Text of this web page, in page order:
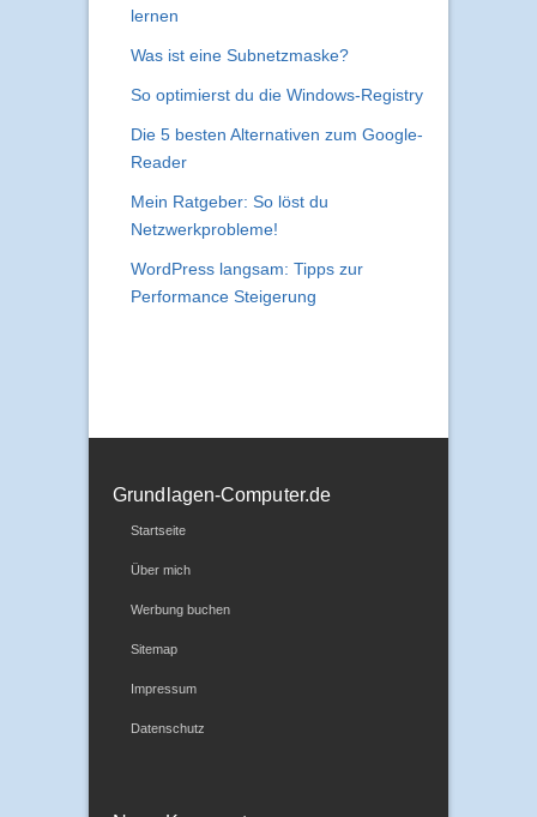
lernen
Was ist eine Subnetzmaske?
So optimierst du die Windows-Registry
Die 5 besten Alternativen zum Google-
Reader
Mein Ratgeber: So löst du
Netzwerkprobleme!
WordPress langsam: Tipps zur
Performance Steigerung
Grundlagen-Computer.de
Startseite
Über mich
Werbung buchen
Sitemap
Impressum
Datenschutz